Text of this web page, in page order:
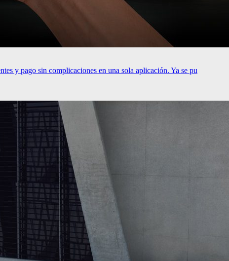
y pago sin complicaciones en una sola aplicación. Ya se pu